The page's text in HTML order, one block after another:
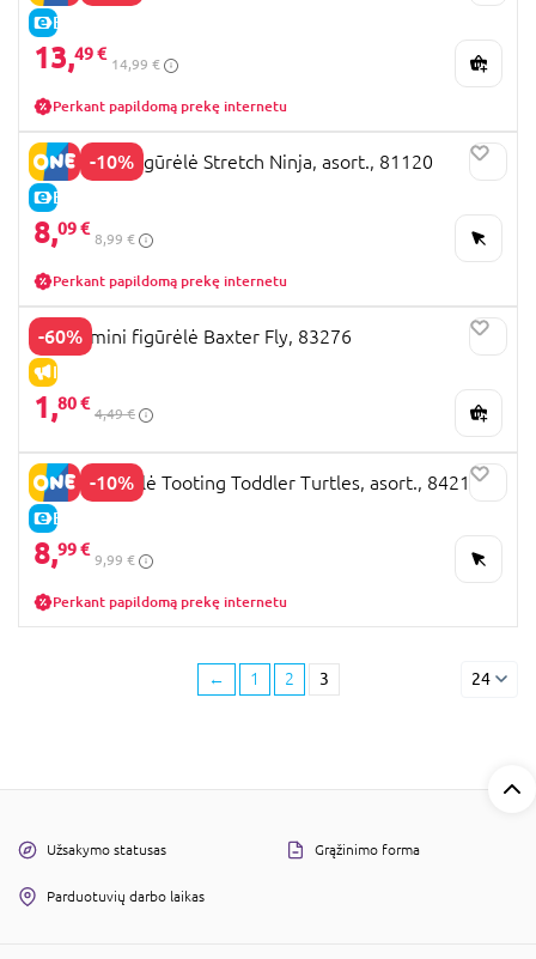
E-KAINA
13,49 €
14,99 €
Perkant papildomą prekę internetu
-10%
E-KAINA
TMNT mini figūrėlė Stretch Ninja, asort., 81120
8,09 €
8,99 €
Perkant papildomą prekę internetu
-60%
IŠPARDAVIMAS
TMNT mini figūrėlė Baxter Fly, 83276
1,80 €
4,49 €
-10%
E-KAINA
TMNT figūrėlė Tooting Toddler Turtles, asort., 84210
8,99 €
9,99 €
Perkant papildomą prekę internetu
← 1 2 3 24
Užsakymo statusas Grąžinimo forma
Parduotuvių darbo laikas